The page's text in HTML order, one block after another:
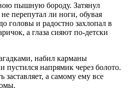
пышную бороду. Затянул
перепутал ли ноги, обувая
головы и радостно захлопал в
а глаза сияют по-детски
набил карманы
пустился напрямик через болото.
а самому ему все